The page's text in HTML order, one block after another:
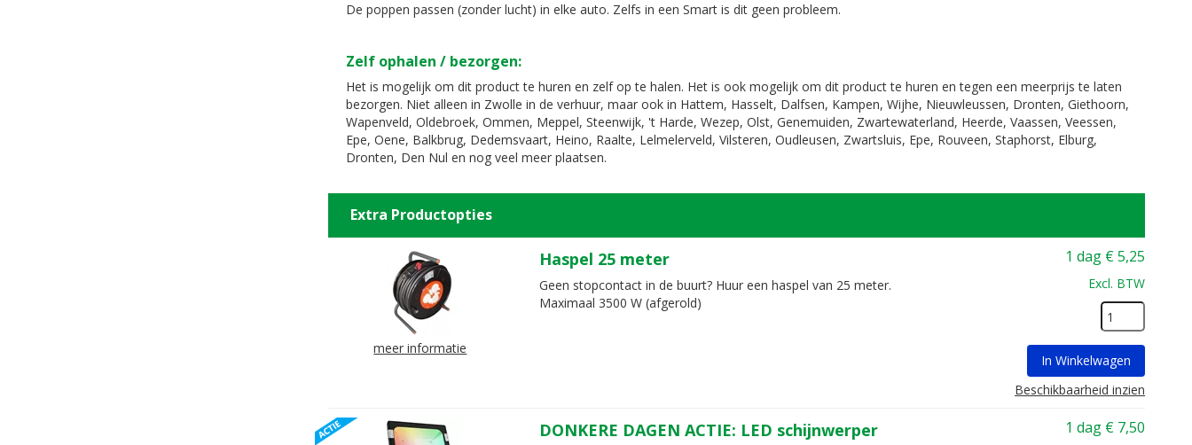
De poppen passen (zonder lucht) in elke auto. Zelfs in een Smart is dit geen probleem.
Zelf ophalen / bezorgen:
Het is mogelijk om dit product te huren en zelf op te halen. Het is ook mogelijk om dit product te huren en tegen een meerprijs te laten
bezorgen. Niet alleen in Zwolle in de verhuur, maar ook in Hattem, Hasselt, Dalfsen, Kampen, Wijhe, Nieuwleussen, Dronten, Giethoorn,
Wapenveld, Oldebroek, Ommen, Meppel, Steenwijk, 't Harde, Wezep, Olst, Genemuiden, Zwartewaterland, Heerde, Vaassen, Veessen,
Epe, Oene, Balkbrug, Dedemsvaart, Heino, Raalte, Lelmelerveld, Vilsteren, Oudleusen, Zwartsluis, Epe, Rouveen, Staphorst, Elburg,
Dronten, Den Nul en nog veel meer plaatsen.
Extra Productopties
meer informatie
1 dag €5,25
Excl. BTW
In Winkelwagen
Beschikbaarheid inzien
Haspel 25 meter
Geen stopcontact in de buurt? Huur een haspel van 25 meter.
Maximaal 3500 W (afgerold)
1 dag € 7,50
DONKERE DAGEN ACTIE: LED schijnwerper